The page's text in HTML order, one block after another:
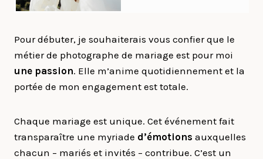
Pour débuter, je souhaiterais vous confier que le
métier de photographe de mariage est pour moi
une passion. Elle m’anime quotidiennement et la
portée de mon engagement est totale.
Chaque mariage est unique. Cet événement fait
transparaître une myriade d’émotions auxquelles
chacun – mariés et invités – contribue. C’est un